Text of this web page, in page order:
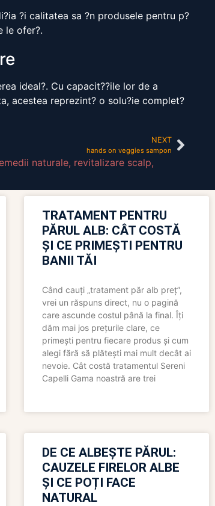
?i calitatea sa ?n produsele pentru p?
le ofer?.
ideal?. Cu capacit??ile lor de a
acestea reprezint? o solu?ie complet?
NEXT
hands on veggies sampon
naturale, revitalizare scalp,
TRATAMENT PENTRU
PĂRUL ALB: CÂT COSTĂ
ȘI CE PRIMEȘTI PENTRU
BANII TĂI
Când cauți „tratament păr alb preț”,
vrei un răspuns direct, nu o pagină
care ascunde costul până la final. Îți
dăm mai jos prețurile clare, ce
primești pentru fiecare produs și cum
alegi fără să plătești mai mult decât ai
nevoie. Cât costă tratamentul Sereni
Capelli Gama noastră are trei
DE CE ALBEȘTE PĂRUL:
CAUZELE FIRELOR ALBE
ȘI CE POȚI FACE
NATURAL